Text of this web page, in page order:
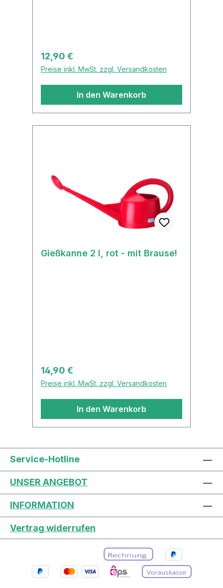
Regulärer Preis:
12,90 €
Preise inkl. MwSt. zzgl. Versandkosten
In den Warenkorb
Gießkanne 2 l, rot - mit Brause!
Regulärer Preis:
14,90 €
Preise inkl. MwSt. zzgl. Versandkosten
In den Warenkorb
Service-Hotline
UNSER ANGEBOT
INFORMATION
Vertrag widerrufen